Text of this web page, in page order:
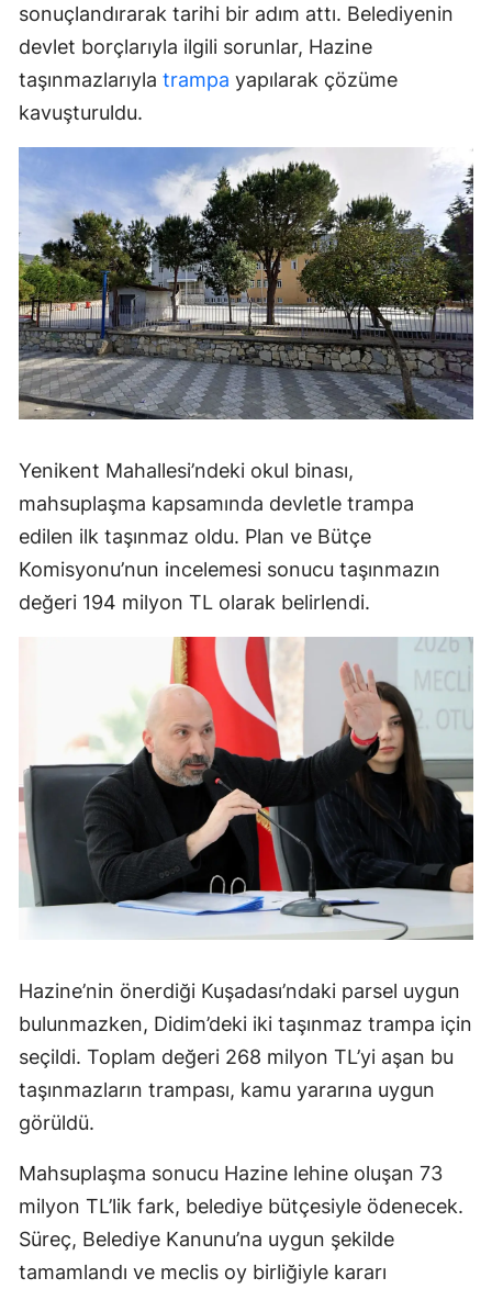
sonuçlandırarak tarihi bir adım attı. Belediyenin
devlet borçlarıyla ilgili sorunlar, Hazine
taşınmazlarıyla trampa yapılarak çözüme
kavuşturuldu.
Yenikent Mahallesi’ndeki okul binası,
mahsuplaşma kapsamında devletle trampa
edilen ilk taşınmaz oldu. Plan ve Bütçe
Komisyonu’nun incelemesi sonucu taşınmazın
değeri 194 milyon TL olarak belirlendi.
Hazine’nin önerdiği Kuşadası’ndaki parsel uygun
bulunmazken, Didim’deki iki taşınmaz trampa için
seçildi. Toplam değeri 268 milyon TL’yi aşan bu
taşınmazların trampası, kamu yararına uygun
görüldü.
Mahsuplaşma sonucu Hazine lehine oluşan 73
milyon TL’lik fark, belediye bütçesiyle ödenecek.
Süreç, Belediye Kanunu’na uygun şekilde
tamamlandı ve meclis oy birliğiyle kararı